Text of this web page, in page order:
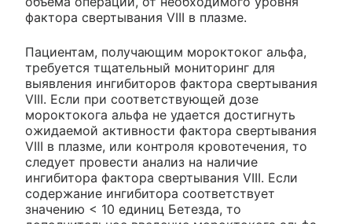
фактора свертывания VIII в плазме.
Пациентам, получающим мороктоког альфа,
требуется тщательный мониторинг для
выявления ингибиторов фактора свертывания
VIII. Если при соответствующей дозе
мороктокога альфа не удается достигнуть
ожидаемой активности фактора свертывания
VIII в плазме, или контроля кровотечения, то
следует провести анализ на наличие
ингибитора фактора свертывания VIII. Если
содержание ингибитора соответствует
значению < 10 единиц Бетезда, то